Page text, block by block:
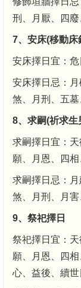
刑、月厭、四廢
7、安床(移動床
安床擇日宜：危
安床擇日忌：
煞、月刑、五墓
8、求嗣(祈求生
求嗣擇日宜：
願、月恩、四相
求嗣擇日忌：
煞、月刑、月害
9、祭祀擇日
祭祀擇日宜：
願、月恩、四
心、益後、續世